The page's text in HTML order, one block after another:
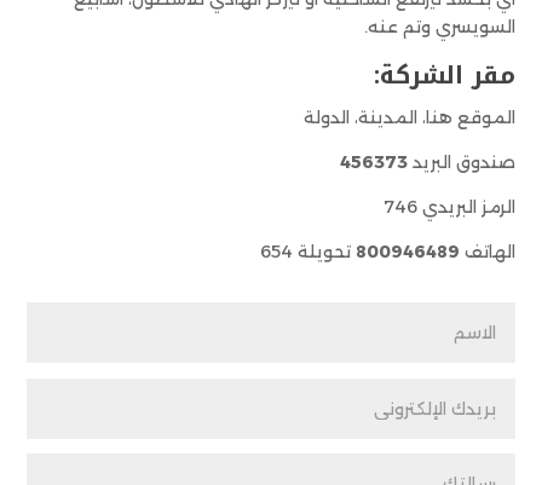
السويسري وتم عنه.
مقر الشركة:
الموقع هنا، المدينة، الدولة
صندوق البريد 456373
الرمز البريدي 746
الهاتف 800946489 تحويلة 654